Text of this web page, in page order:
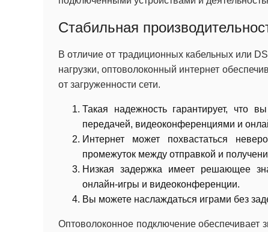
Стабильная
В отличие от традиционных кабельных или
нагрузки, оптоволоконный интернет
от загруженности сети.
Такая надежность гарантирует, что
передачей, видеоконференциями и
Интернет может похвастаться
промежуток между отправкой и
Низкая задержка имеет решающее
онлайн-игры и видеоконференции.
Вы можете наслаждаться играми без
Оптоволоконное подключение обеспечивает